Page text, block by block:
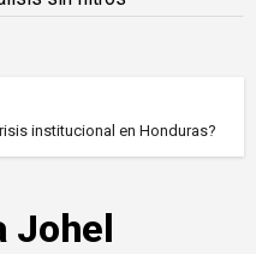
institucional en Honduras?
Johel